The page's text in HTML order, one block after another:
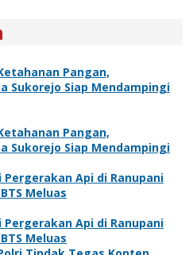
Pangan,
Sukorejo Siap Mendampingi
Pangan,
Sukorejo Siap Mendampingi
Pergerakan Api di Ranupani
Meluas
Pergerakan Api di Ranupani
Meluas